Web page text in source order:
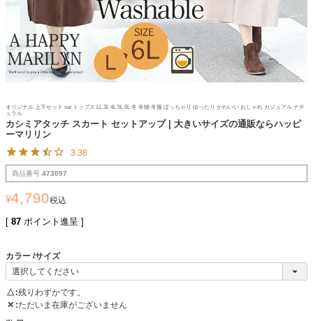
オリジナル 上下セット set トップス LL 3L 4L 5L 6L 冬 冬物 冬服 ぽっちゃり ゆったり かわいい おしゃれ カジュアル ナチ
ュラル
カシミアタッチ スカート セットアップ | 大きいサイズの通販ならハッピ
ーマリリン
3.38
商品番号 473097
¥4,790税込
[ 87 ポイント進呈 ]
カラー サイズ
△ 残りわずかです。
✕ ただいま在庫がございません